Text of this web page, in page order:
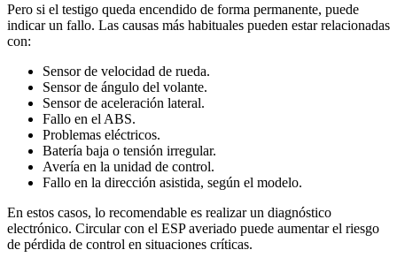
Pero si el testigo queda encendido de forma permanente, puede
indicar un fallo. Las causas más habituales pueden estar relacionadas
con:
Sensor de velocidad de rueda.
Sensor de ángulo del volante.
Sensor de aceleración lateral.
Fallo en el ABS.
Problemas eléctricos.
Batería baja o tensión irregular.
Avería en la unidad de control.
Fallo en la dirección asistida, según el modelo.
En estos casos, lo recomendable es realizar un diagnóstico
electrónico. Circular con el ESP averiado puede aumentar el riesgo
de pérdida de control en situaciones críticas.